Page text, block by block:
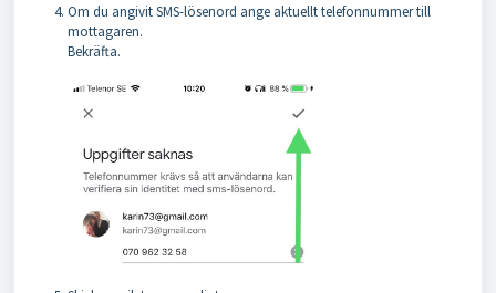
Om du angivit SMS-lösenord ange aktuellt telefonnummer till
mottagaren.
Bekräfta.